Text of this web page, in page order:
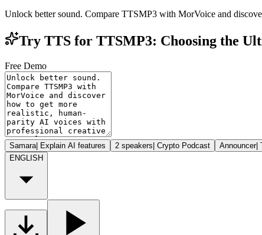
Unlock better sound. Compare TTSMP3 with MorVoice and
Try TTS for TTSMP3: Choosing the
Free Demo
Samara| Explain AI features 2 speakers| Crypto Podcast Announcer|
ENGLISH